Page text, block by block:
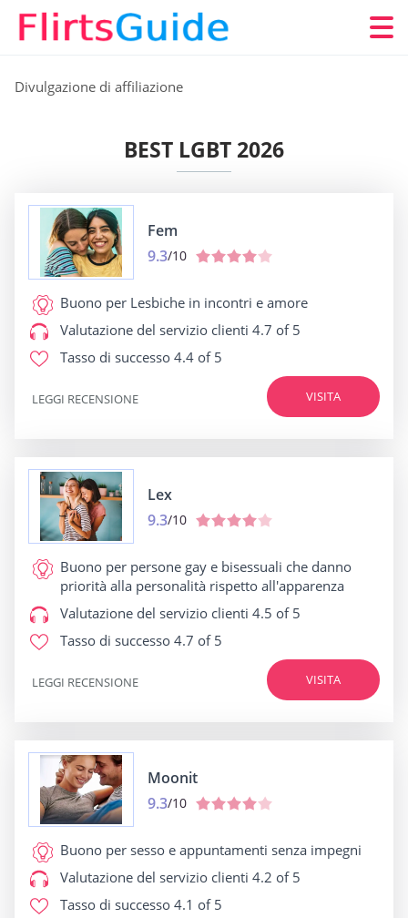
Divulgazione di affiliazione
BEST LGBT 2026
Fem
9.3/10
Buono per Lesbiche in incontri e amore
Valutazione del servizio clienti 4.7 of 5
Tasso di successo 4.4 of 5
VISITA
LEGGI RECENSIONE
Lex
9.3/10
Buono per persone gay e bisessuali che danno
priorità alla personalità rispetto all'apparenza
Valutazione del servizio clienti 4.5 of 5
Tasso di successo 4.7 of 5
VISITA
LEGGI RECENSIONE
Moonit
9.3/10
Buono per sesso e appuntamenti senza impegni
Valutazione del servizio clienti 4.2 of 5
Tasso di successo 4.1 of 5